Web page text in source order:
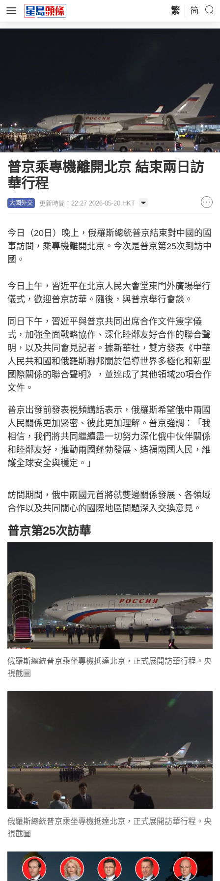
繁 简
普京乘專機離開北京 結束兩日訪
華行程
大國外交 更新時間：22:27 2026-05-20 HKT
今日（20日）晚上，俄羅斯總統普京結束對中國的國
事訪問，乘專機離開北京。今次是普京第25次到訪中
國。
今日上午，習近平在北京人民大會堂東門外廣場舉行
儀式，歡迎普京訪華。隨後，與普京舉行會談。
同日下午，習近平與普京共同出席合作文件簽字儀
式，加強全面戰略協作、深化睦鄰友好合作的聯合聲
明，以及共同會見記者。據新華社，雙方發表《中華
人民共和國和俄羅斯聯邦關於倡導世界多極化和新型
國際關係的聯合聲明》，並達成了其他領域20項合作
文件。
普京出發前發表視頻講話表示，俄羅斯希望俄中兩國
人民關係更加緊密、彼此更加理解。普京強調：「我
相信，我們將共同繼續盡一切努力深化俄中伙伴關係
和睦鄰友好，推動兩國蓬勃發展、造福兩國人民，維
護全球安全與穩定。」
訪問期間，俄中兩國元首將就雙邊關係發展、各領域
合作以及共同關心的國際地區問題深入交換意見。
普京第25次訪華
俄羅斯總統普京乘坐專機抵達北京，正式展開訪華行程。央
視截圖
俄羅斯總統普京乘坐專機抵達北京，正式展開訪華行程。央
視截圖